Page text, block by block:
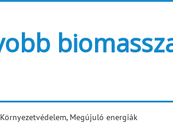
Környezetvédelem, Megújuló energiák